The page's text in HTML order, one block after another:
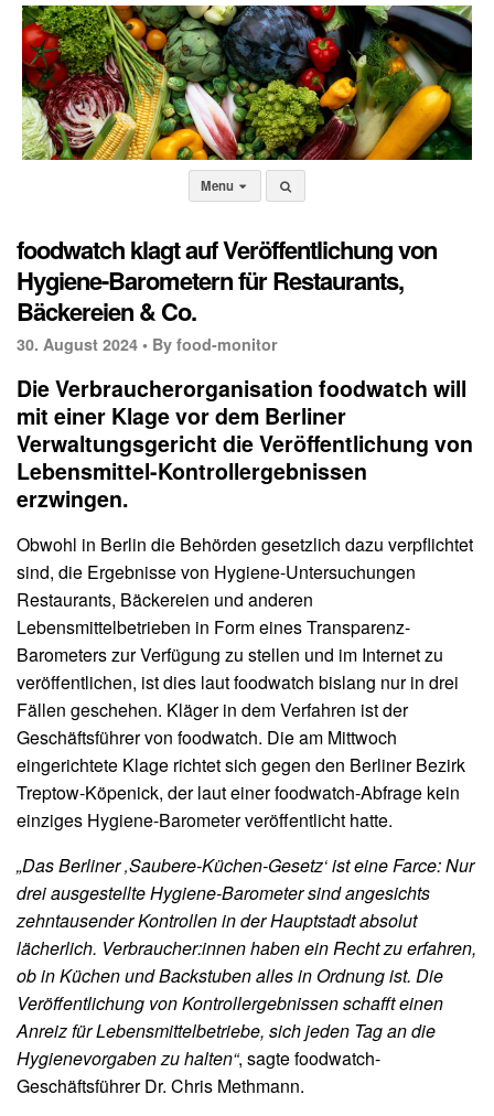
Menu
foodwatch klagt auf Veröffentlichung von
Hygiene-Barometern für Restaurants,
Bäckereien & Co.
30. August 2024 • By food-monitor
Die Verbraucherorganisation foodwatch will
mit einer Klage vor dem Berliner
Verwaltungsgericht die Veröffentlichung von
Lebensmittel-Kontrollergebnissen
erzwingen.
Obwohl in Berlin die Behörden gesetzlich dazu verpflichtet
sind, die Ergebnisse von Hygiene-Untersuchungen
Restaurants, Bäckereien und anderen
Lebensmittelbetrieben in Form eines Transparenz-
Barometers zur Verfügung zu stellen und im Internet zu
veröffentlichen, ist dies laut foodwatch bislang nur in drei
Fällen geschehen. Kläger in dem Verfahren ist der
Geschäftsführer von foodwatch. Die am Mittwoch
eingerichtete Klage richtet sich gegen den Berliner Bezirk
Treptow-Köpenick, der laut einer foodwatch-Abfrage kein
einziges Hygiene-Barometer veröffentlicht hatte.
„Das Berliner ‚Saubere-Küchen-Gesetz‘ ist eine Farce: Nur
drei ausgestellte Hygiene-Barometer sind angesichts
zehntausender Kontrollen in der Hauptstadt absolut
lächerlich. Verbraucher:innen haben ein Recht zu erfahren,
ob in Küchen und Backstuben alles in Ordnung ist. Die
Veröffentlichung von Kontrollergebnissen schafft einen
Anreiz für Lebensmittelbetriebe, sich jeden Tag an die
Hygienevorgaben zu halten“, sagte foodwatch-
Geschäftsführer Dr. Chris Methmann.